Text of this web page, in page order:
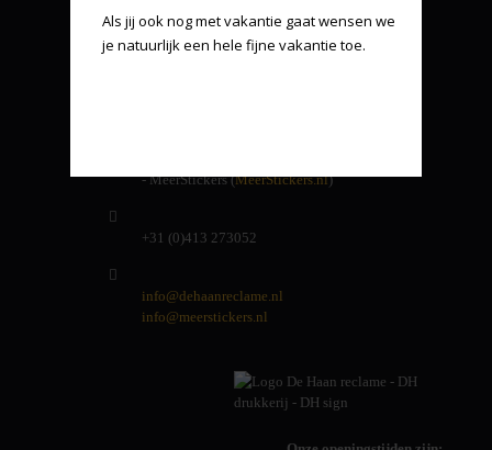
De Haan reclame
Energielaan 9
- MeerStickers (MeerStickers.nl)
+31 (0)413 273052
info@dehaanreclame.nl
info@meerstickers.nl
Als jij ook nog met vakantie gaat wensen we
je natuurlijk een hele fijne vakantie toe.